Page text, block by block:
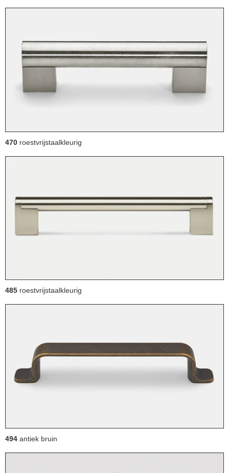
470 roestvrijstaalkleurig
485 roestvrijstaalkleurig
494 antiek bruin